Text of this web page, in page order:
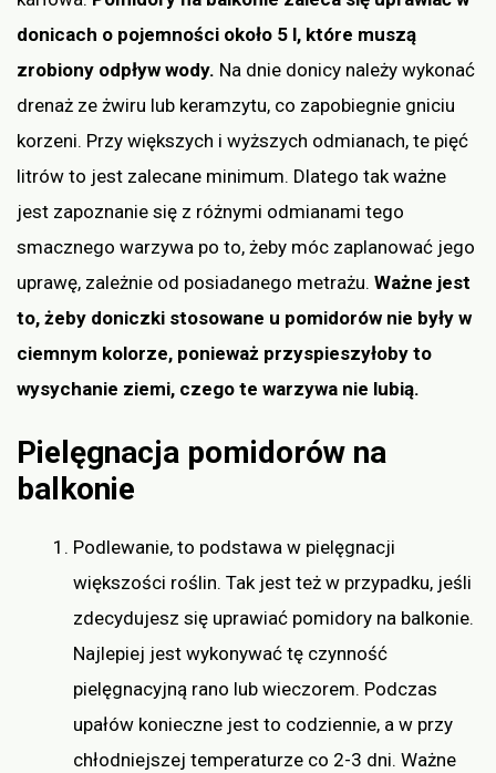
donicach o pojemności około 5 l, które muszą
zrobiony odpływ wody. Na dnie donicy należy wykonać
drenaż ze żwiru lub keramzytu, co zapobiegnie gniciu
korzeni. Przy większych i wyższych odmianach, te pięć
litrów to jest zalecane minimum. Dlatego tak ważne
jest zapoznanie się z różnymi odmianami tego
smacznego warzywa po to, żeby móc zaplanować jego
uprawę, zależnie od posiadanego metrażu. Ważne jest
to, żeby doniczki stosowane u pomidorów nie były w
ciemnym kolorze, ponieważ przyspieszyłoby to
wysychanie ziemi, czego te warzywa nie lubią.
Pielęgnacja pomidorów na
balkonie
Podlewanie, to podstawa w pielęgnacji
większości roślin. Tak jest też w przypadku, jeśli
zdecydujesz się uprawiać pomidory na balkonie.
Najlepiej jest wykonywać tę czynność
pielęgnacyjną rano lub wieczorem. Podczas
upałów konieczne jest to codziennie, a w przy
chłodniejszej temperaturze co 2-3 dni. Ważne